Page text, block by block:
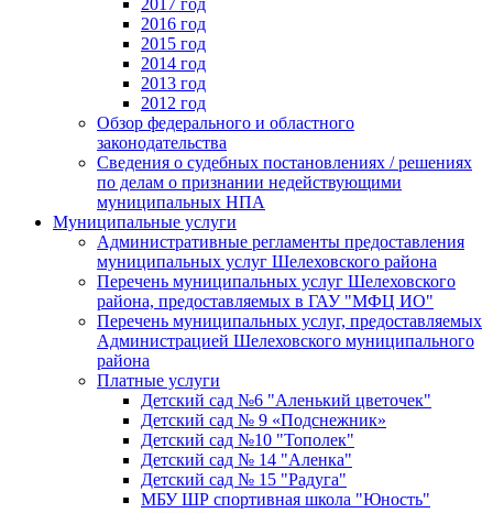
2016 год
2015 год
2014 год
2013 год
2012 год
Обзор федерального и областного
законодательства
Сведения о судебных постановлениях / решениях
по делам о признании недействующими
муниципальных НПА
Муниципальные услуги
Административные регламенты предоставления
муниципальных услуг Шелеховского района
Перечень муниципальных услуг Шелеховского
района, предоставляемых в ГАУ "МФЦ ИО"
Перечень муниципальных услуг, предоставляемых
Администрацией Шелеховского муниципального
района
Платные услуги
Детский сад №6 "Аленький цветочек"
Детский сад № 9 «Подснежник»
Детский сад №10 "Тополек"
Детский сад № 14 "Аленка"
Детский сад № 15 "Радуга"
МБУ ШР спортивная школа "Юность"